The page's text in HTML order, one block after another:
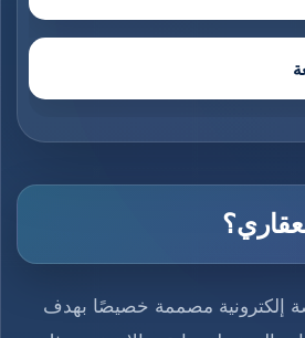
إلكترونية مصممة خصيصًا بهدف